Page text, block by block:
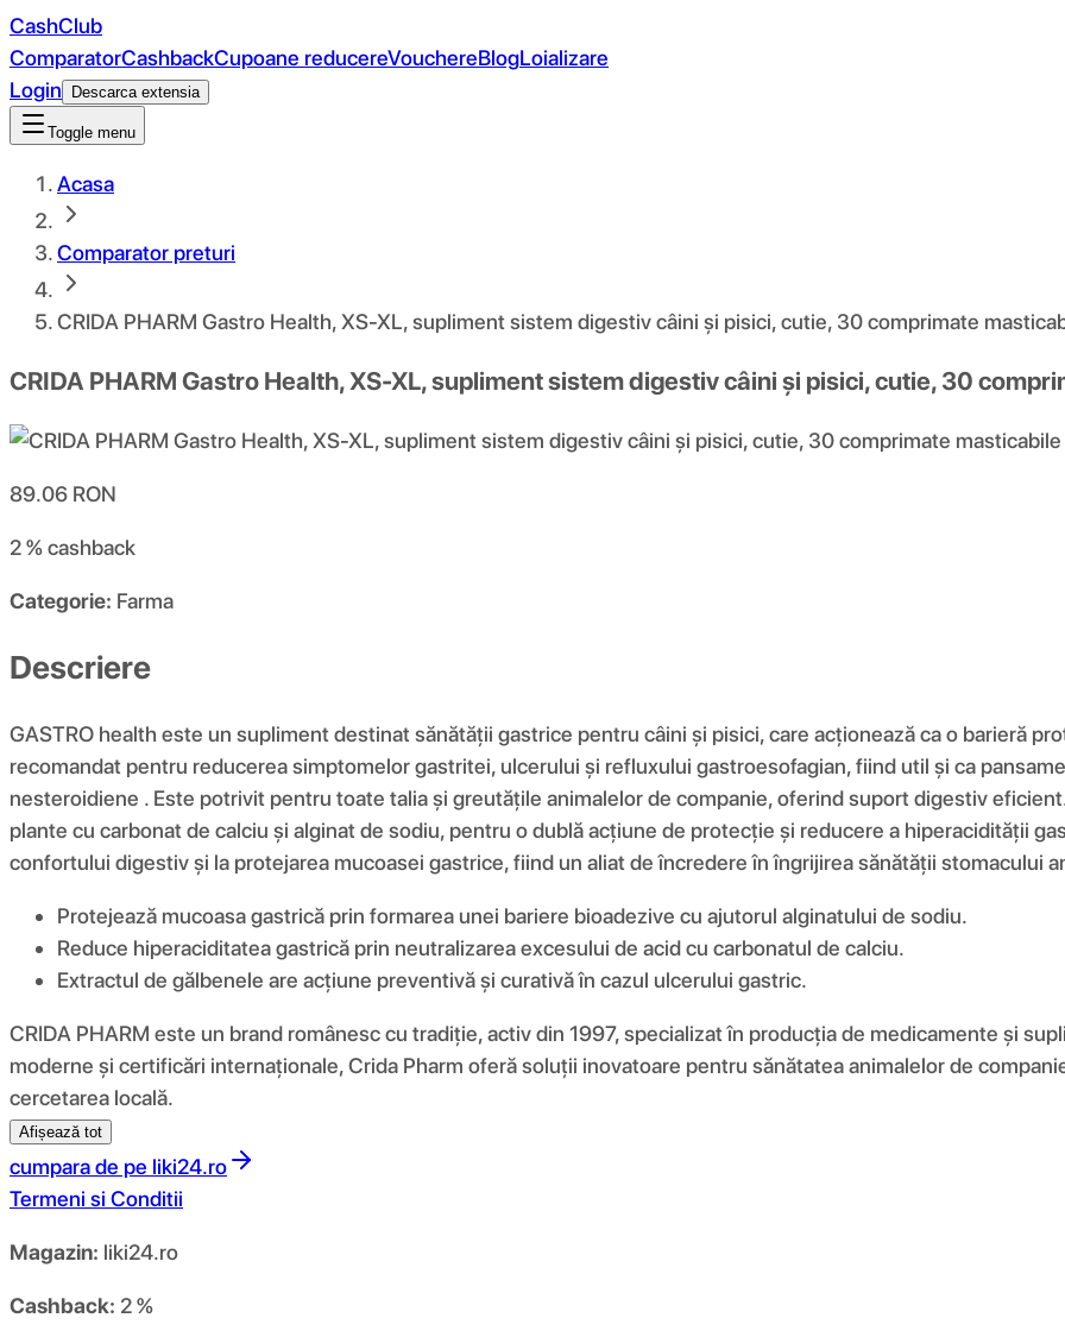
CashClub
ComparatorCashbackCupoane reducereVouchereBlogLoializare
Login
Descarca extensia
Toggle menu
Acasa
Comparator preturi
CRIDA PHARM Gastro Health, XS-XL, supliment sistem digestiv câini și pisici, cutie, 30 comprimate
CRIDA PHARM Gastro Health, XS-XL, supliment sistem digestiv câini și pisici, cutie, 30
89.06 RON
2 %cashback
Categorie: Farma
Descriere
GASTRO health este un supliment destinat sănătății gastrice pentru câini și pisici, care acționează ca o barieră
recomandat pentru reducerea simptomelor gastritei, ulcerului și refluxului gastroesofagian, fiind util și ca
nesteroidiene . Este potrivit pentru toate talia și greutățile animalelor de companie, oferind suport digestiv
plante cu carbonat de calciu și alginat de sodiu, pentru o dublă acțiune de protecție și reducere a hiperacidității
confortului digestiv și la protejarea mucoasei gastrice, fiind un aliat de încredere în îngrijirea sănătății stomacului
Protejează mucoasa gastrică prin formarea unei bariere bioadezive cu ajutorul alginatului de sodiu.
Reduce hiperaciditatea gastrică prin neutralizarea excesului de acid cu carbonatul de calciu.
Extractul de gălbenele are acțiune preventivă și curativă în cazul ulcerului gastric.
CRIDA PHARM este un brand românesc cu tradiție, activ din 1997, specializat în producția de medicamente și
moderne și certificări internaționale, Crida Pharm oferă soluții inovatoare pentru sănătatea animalelor de
cercetarea locală.
Afișează tot
cumpara de pe liki24.ro
Termeni si Conditii
Magazin: liki24.ro
Cashback: 2 %